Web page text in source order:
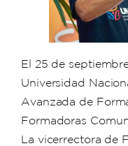
El 25 de
Universidad
Avanzada de
Formadoras
La vicerrectora de